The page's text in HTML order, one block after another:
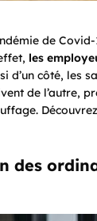
de
les
d’un côté, les
de l’autre,
des